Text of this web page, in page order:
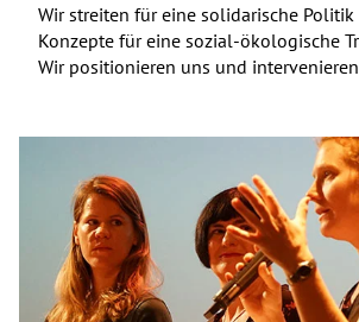
Wir streiten für eine solidarische
Konzepte für eine sozial-ökologische
Wir positionieren uns und